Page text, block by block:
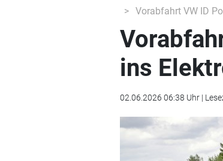
Vorabfahrt VW ID
ins
02.06.2026 06:38 Uhr |